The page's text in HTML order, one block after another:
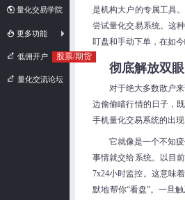
量化交易学院
更多功能
低佣开户 股票/期货
量化交流论坛
是机构大户的专属工具
尝试量化交易系统。这
盯盘和手动下单，在如
彻底解放双
对于绝大多数散户
边偷偷瞄行情的日子，
手机量化交易系统的出
它就像是一个不知
事情就交给系统。以目
7x24小时监控。这意味
默地帮你“看盘”。一旦